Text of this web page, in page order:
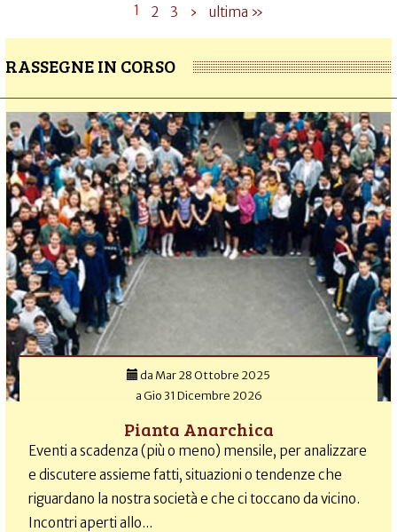
1 2 3 › ultima »
RASSEGNE IN CORSO
da Mar 28 Ottobre 2025
aGio 31 Dicembre 2026
Pianta Anarchica
Eventi a scadenza (più o meno) mensile, per analizzare
e discutere assieme fatti, situazioni o tendenze che
riguardano la nostra società e che ci toccano da vicino.
Incontri aperti allo...